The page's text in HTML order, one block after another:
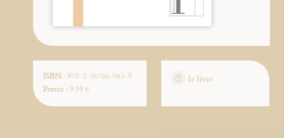
ISBN: 978-2-36766-063-9
Precio: 9.99 €
le livre